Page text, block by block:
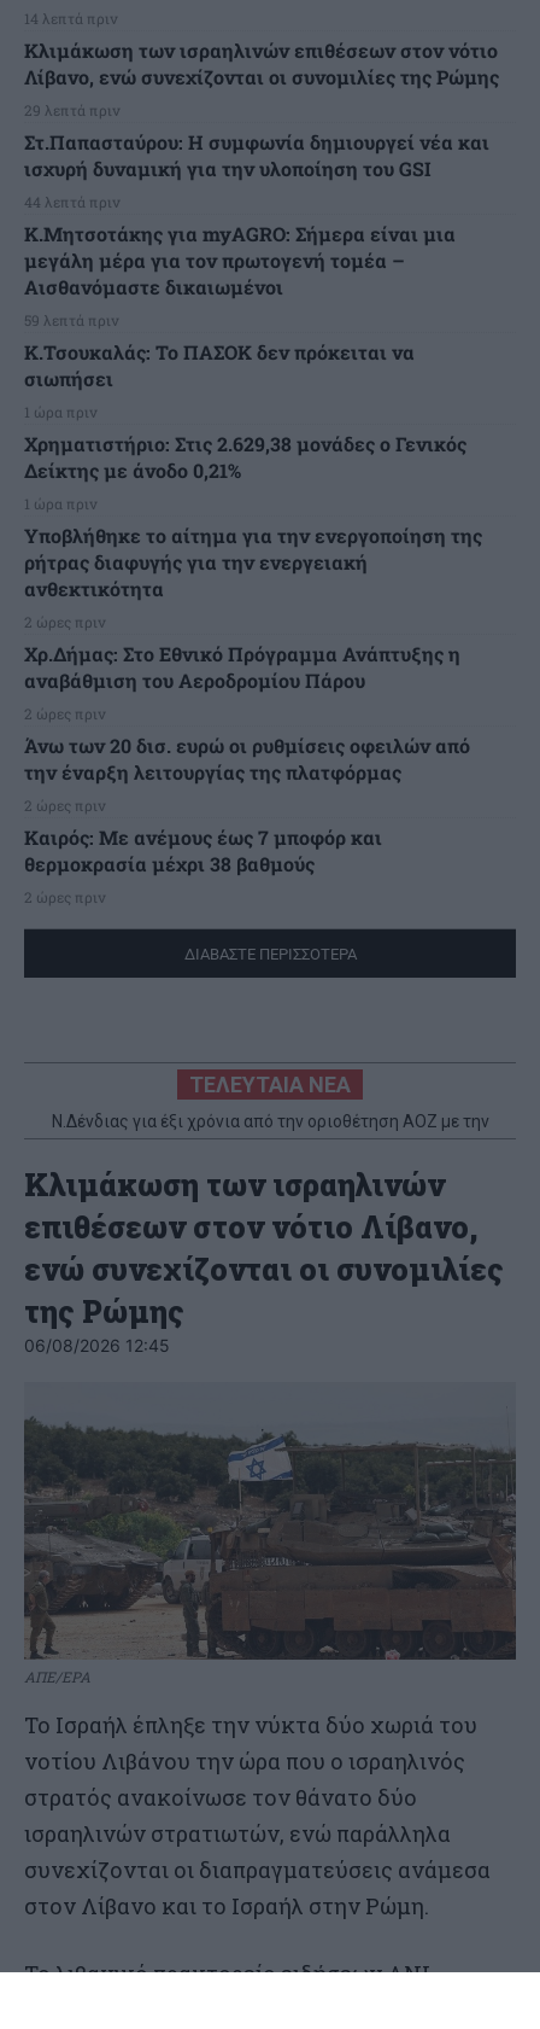
14 λεπτά πριν
Κλιμάκωση των ισραηλινών επιθέσεων στον νότιο
Λίβανο, ενώ συνεχίζονται οι συνομιλίες της Ρώμης
29 λεπτά πριν
Στ.Παπασταύρου: Η συμφωνία δημιουργεί νέα και
ισχυρή δυναμική για την υλοποίηση του GSI
44 λεπτά πριν
Κ.Μητσοτάκης για myAGRO: Σήμερα είναι μια
μεγάλη μέρα για τον πρωτογενή τομέα –
Αισθανόμαστε δικαιωμένοι
59 λεπτά πριν
Κ.Τσουκαλάς: Το ΠΑΣΟΚ δεν πρόκειται να
σιωπήσει
1 ώρα πριν
Χρηματιστήριο: Στις 2.629,38 μονάδες ο Γενικός
Δείκτης με άνοδο 0,21%
1 ώρα πριν
Υποβλήθηκε το αίτημα για την ενεργοποίηση της
ρήτρας διαφυγής για την ενεργειακή
ανθεκτικότητα
2 ώρες πριν
Χρ.Δήμας: Στο Εθνικό Πρόγραμμα Ανάπτυξης η
αναβάθμιση του Αεροδρομίου Πάρου
2 ώρες πριν
Άνω των 20 δισ. ευρώ οι ρυθμίσεις οφειλών από
την έναρξη λειτουργίας της πλατφόρμας
2 ώρες πριν
Καιρός: Με ανέμους έως 7 μποφόρ και
θερμοκρασία μέχρι 38 βαθμούς
2 ώρες πριν
ΔΙΑΒΑΣΤΕ ΠΕΡΙΣΣΟΤΕΡΑ